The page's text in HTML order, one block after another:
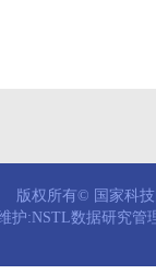
版权所有© 国家科技
护:NSTL数据研究管